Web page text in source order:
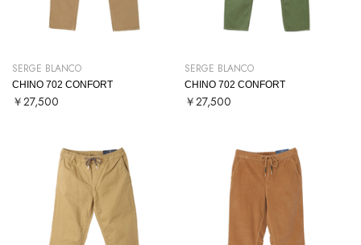
SERGE BLANCO
CHINO 702 CONFORT
￥27,500
SERGE BLANCO
CHINO 702 CONFORT
￥27,500